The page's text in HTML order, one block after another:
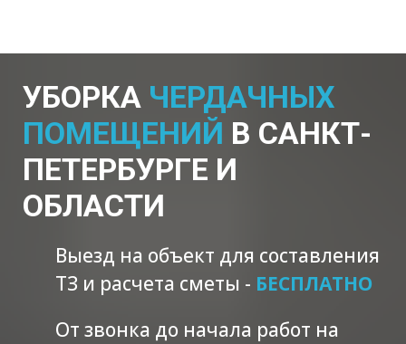
УБОРКА ЧЕРДАЧНЫХ
ПОМЕЩЕНИЙ В САНКТ-
ПЕТЕРБУРГЕ И
ОБЛАСТИ
Выезд на объект для составления
ТЗ и расчета сметы - БЕСПЛАТНО
От звонка до начала работ на